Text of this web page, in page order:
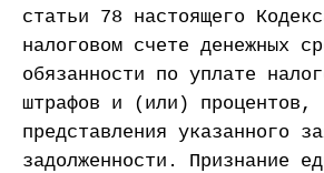
статьи 78 настоящего
налоговом счете денежных
обязанности по уплате
штрафов и (или)
представления указанного
задолженности. Признание